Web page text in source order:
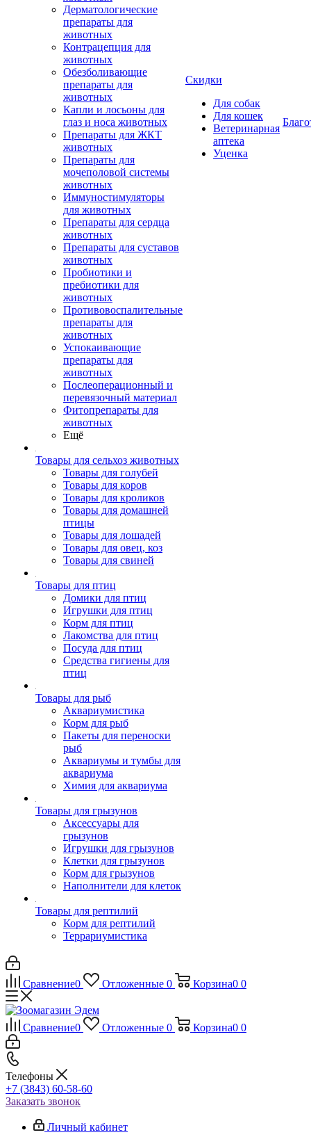
Дерматологические
препараты для
животных
Контрацепция для
животных
Обезболивающие
препараты для
животных
Капли и лосьоны для
глаз и носа животных
Препараты для ЖКТ
животных
Препараты для
мочеполовой системы
животных
Иммуностимуляторы
для животных
Препараты для сердца
животных
Препараты для суставов
животных
Пробиотики и
пребиотики для
животных
Противовоспалительные
препараты для
животных
Успокаивающие
препараты для
животных
Послеоперационный и
перевязочный материал
Фитопрепараты для
животных
Ещё
Товары для сельхоз животных
Товары для голубей
Товары для коров
Товары для кроликов
Товары для домашней
птицы
Товары для лошадей
Товары для овец, коз
Товары для свиней
Товары для птиц
Домики для птиц
Игрушки для птиц
Корм для птиц
Лакомства для птиц
Посуда для птиц
Средства гигиены для
птиц
Товары для рыб
Аквариумистика
Корм для рыб
Пакеты для переноски
рыб
Аквариумы и тумбы для
аквариума
Химия для аквариума
Товары для грызунов
Аксессуары для
грызунов
Игрушки для грызунов
Клетки для грызунов
Корм для грызунов
Наполнители для клеток
Товары для рептилий
Корм для рептилий
Террариумистика
Скидки
Для собак
Для кошек
Ветеринарная
аптека
Уценка
Сравнение0 Отложенные 0 Корзина0 0
Сравнение0 Отложенные 0 Корзина0 0
Телефоны
+7 (3843) 60-58-60
Заказать звонок
Личный кабинет